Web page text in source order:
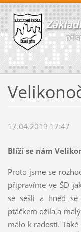
17.04.2019 17:47
Blíží se nám
Proto jsme se
připravíme ve ŠD
se sešli a hned
ptáčkem ožila a
málo k radosti.